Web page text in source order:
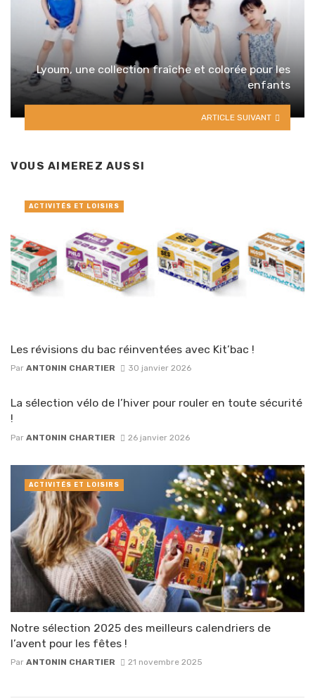
Lyoum, une collection fraîche et colorée pour les
enfants
ARTICLE SUIVANT
VOUS AIMEREZ AUSSI
Les révisions du bac réinventées avec Kit’bac !
Par ANTONIN CHARTIER 30 janvier 2026
ACTIVITÉS ET LOISIRS
La sélection vélo de l’hiver pour rouler en toute sécurité
!
Par ANTONIN CHARTIER 26 janvier 2026
Notre sélection 2025 des meilleurs calendriers de
l’avent pour les fêtes !
Par ANTONIN CHARTIER 21 novembre 2025
ACTIVITÉS ET LOISIRS